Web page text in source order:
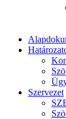
Szervezet